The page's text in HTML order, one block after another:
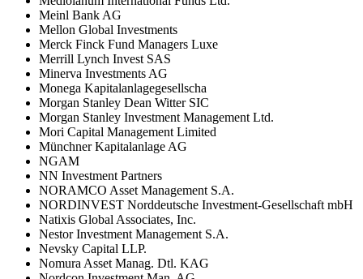
Meinl Bank AG
Mellon Global Investments
Merck Finck Fund Managers Luxe
Merrill Lynch Invest SAS
Minerva Investments AG
Monega Kapitalanlagegesellscha
Morgan Stanley Dean Witter SIC
Morgan Stanley Investment Management Ltd.
Mori Capital Management Limited
Münchner Kapitalanlage AG
NGAM
NN Investment Partners
NORAMCO Asset Management S.A.
NORDINVEST Norddeutsche Investment-Gesellschaft mbH
Natixis Global Associates, Inc.
Nestor Investment Management S.A.
Nevsky Capital LLP.
Nomura Asset Manag. Dtl. KAG